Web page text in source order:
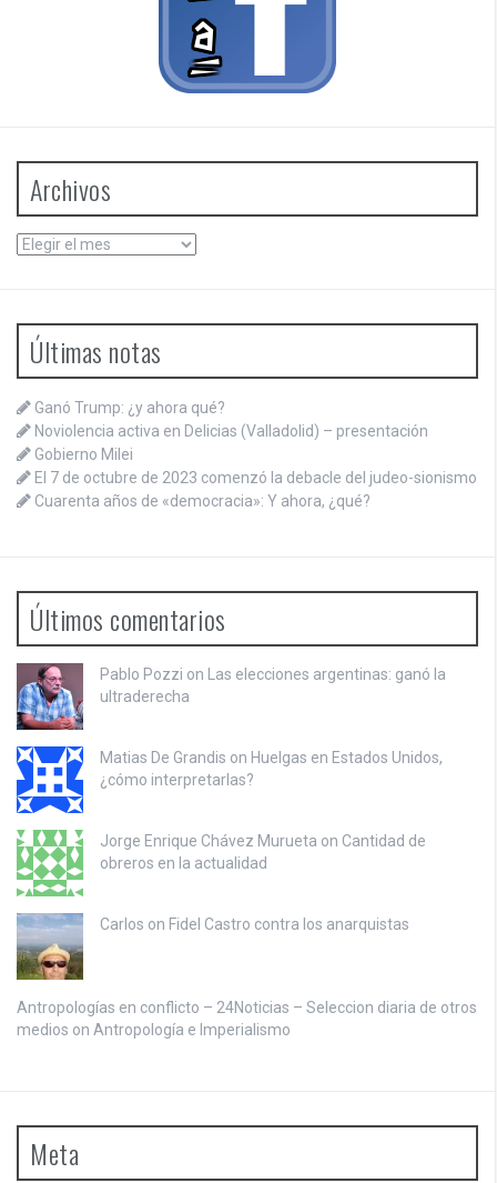
Archivos
Archivos
Últimas notas
Ganó Trump: ¿y ahora qué?
Noviolencia activa en Delicias (Valladolid) – presentación
Gobierno Milei
El 7 de octubre de 2023 comenzó la debacle del judeo-sionismo
Cuarenta años de «democracia»: Y ahora, ¿qué?
Últimos comentarios
Pablo Pozzi on Las elecciones argentinas: ganó la
ultraderecha
Matias De Grandis on Huelgas en Estados Unidos,
¿cómo interpretarlas?
Jorge Enrique Chávez Murueta on Cantidad de
obreros en la actualidad
Carlos on Fidel Castro contra los anarquistas
Antropologías en conflicto – 24Noticias – Seleccion diaria de otros
medios on Antropología e Imperialismo
Meta